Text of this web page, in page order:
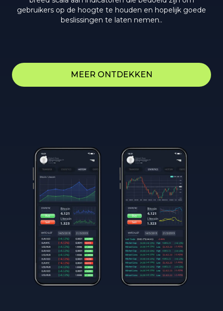
gebruikers op de hoogte te houden en hopelijk goede
beslissingen te laten nemen..
MEER ONTDEKKEN